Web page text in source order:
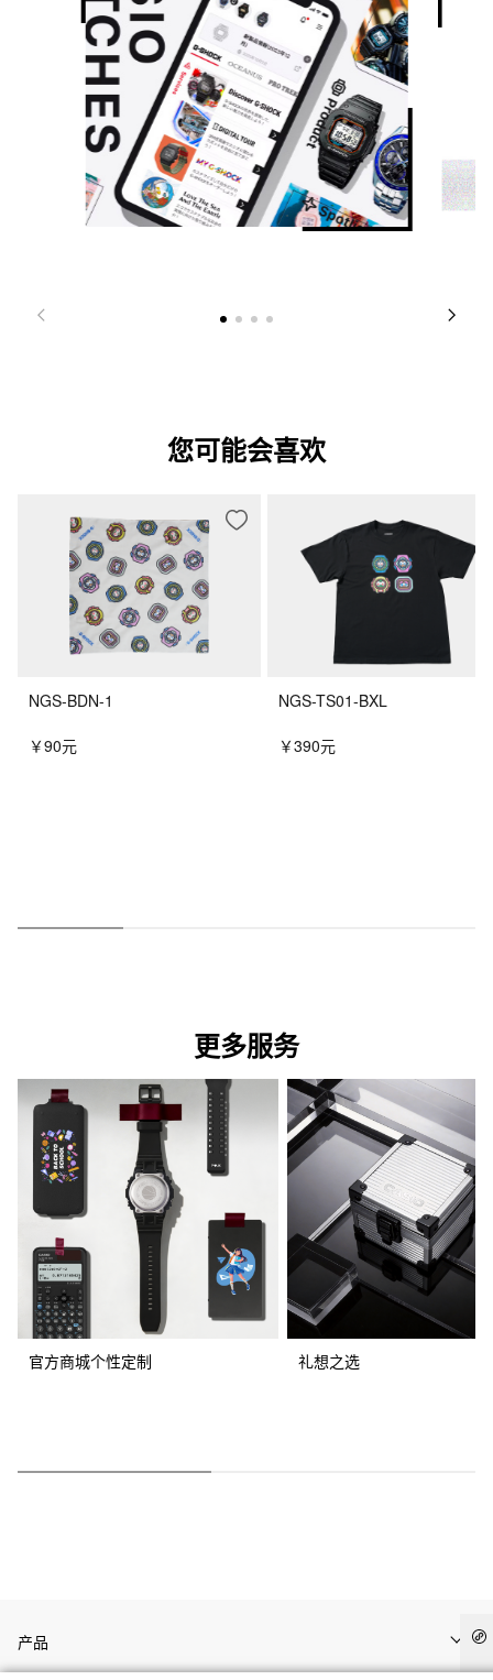
您可能会喜欢
NGS-BDN-1
￥90元
NGS-TS01-BXL
￥390元
更多服务
官方商城个性定制 礼想之选
产品